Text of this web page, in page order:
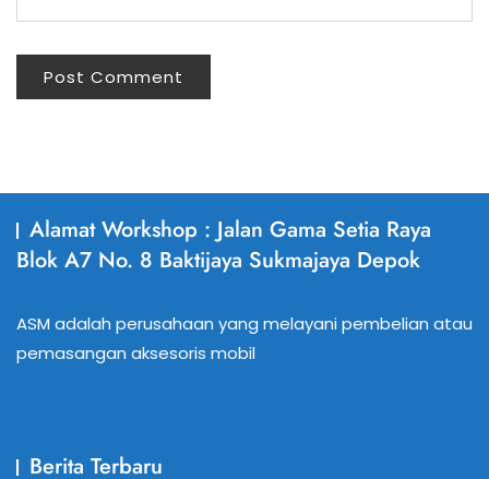
Alamat Workshop : Jalan Gama Setia Raya
Blok A7 No. 8 Baktijaya Sukmajaya Depok
ASM adalah perusahaan yang melayani pembelian atau
pemasangan aksesoris mobil
Berita Terbaru